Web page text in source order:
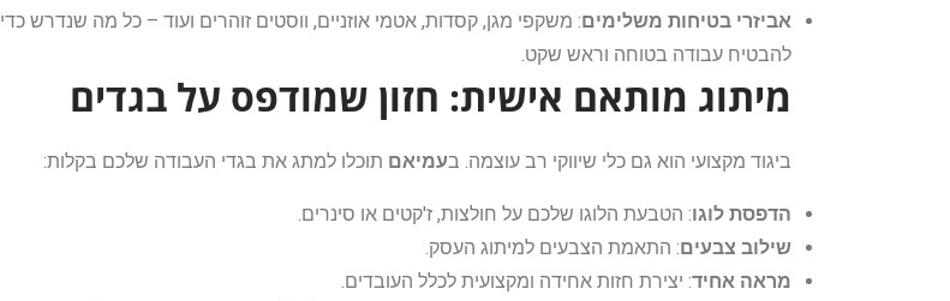
אביזרי בטיחות משלימים: משקפי מגן, קסדות, אטמי אוזניים, ווסטים זוהרים ועוד – כל מה שנדרש כדי
להבטיח עבודה בטוחה וראש שקט.
מיתוג מותאם אישית: חזון שמודפס על בגדים
ביגוד מקצועי הוא גם כלי שיווקי רב עוצמה. בעמיאם תוכלו למתג את בגדי העבודה שלכם בקלות:
הדפסת לוגו: הטבעת הלוגו שלכם על חולצות, ז'קטים או סינרים.
שילוב צבעים: התאמת הצבעים למיתוג העסק.
מראה אחיד: יצירת חזות אחידה ומקצועית לכלל העובדים.